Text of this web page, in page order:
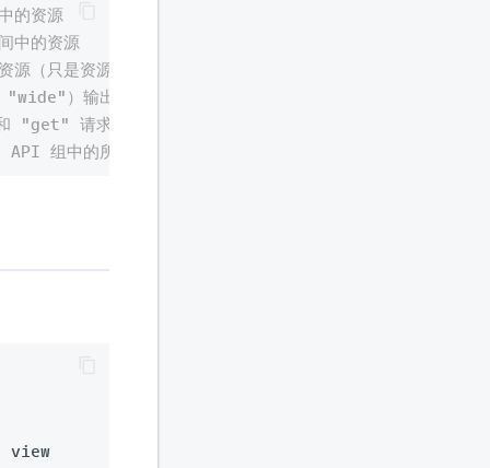
的资源
中的资源
（只是资源名称）
）输出的所有资源
请求动词的所有资源
组中的所有资源
view